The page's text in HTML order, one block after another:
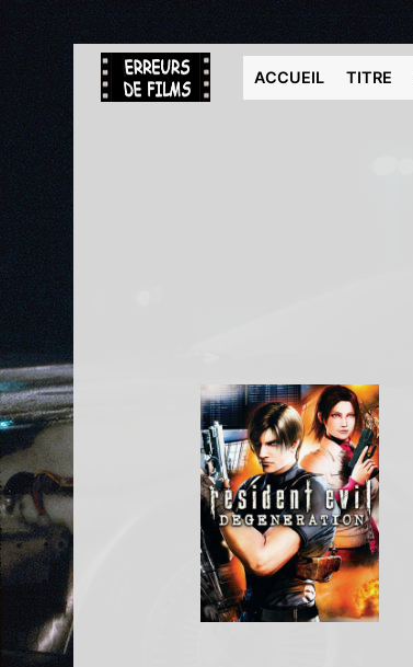
ACCUEIL TITRE